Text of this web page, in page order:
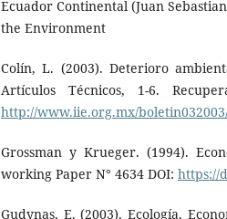
Ecuador Continental (Juan
the Environment
Colín, L. (2003). Deterioro
Artículos Técnicos, 1-6.
http://www.iie.org.mx/
Grossman y Krueger. (1994).
working Paper N° 4634 DOI: https://
Gudynas, E. (2003). Ecología,